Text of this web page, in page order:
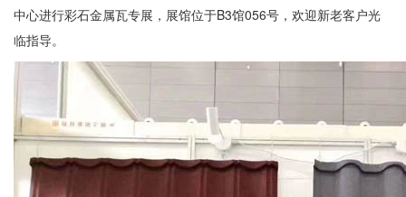
中心进行彩石金属瓦专展，展馆位于B3馆056号，欢迎新老客户光
临指导。